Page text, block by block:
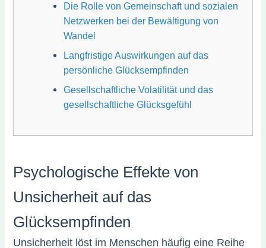
Die Rolle von Gemeinschaft und sozialen
Netzwerken bei der Bewältigung von
Wandel
Langfristige Auswirkungen auf das
persönliche Glücksempfinden
Gesellschaftliche Volatilität und das
gesellschaftliche Glücksgefühl
Psychologische Effekte von
Unsicherheit auf das
Glücksempfinden
Unsicherheit löst im Menschen häufig eine Reihe